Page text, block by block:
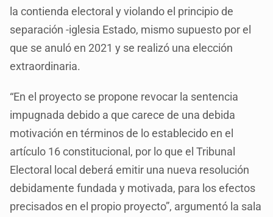
la contienda electoral y violando el principio de
separación -iglesia Estado, mismo supuesto por el
que se anuló en 2021 y se realizó una elección
extraordinaria.
“En el proyecto se propone revocar la sentencia
impugnada debido a que carece de una debida
motivación en términos de lo establecido en el
artículo 16 constitucional, por lo que el Tribunal
Electoral local deberá emitir una nueva resolución
debidamente fundada y motivada, para los efectos
precisados en el propio proyecto”, argumentó la sala